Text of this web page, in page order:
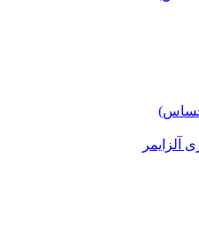
حساس)
آلزایمر